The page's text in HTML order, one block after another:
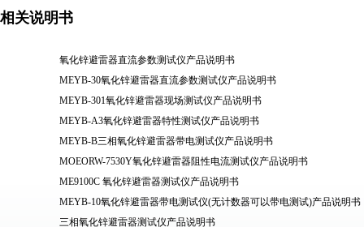
相关说明书
氧化锌避雷器直流参数测试仪产品说明书
MEYB-30氧化锌避雷器直流参数测试仪产品说明书
MEYB-301氧化锌避雷器现场测试仪产品说明书
MEYB-A3氧化锌避雷器特性测试仪产品说明书
MEYB-B三相氧化锌避雷器带电测试仪产品说明书
MOEORW-7530Y氧化锌避雷器阻性电流测试仪产品说明书
ME9100C 氧化锌避雷器测试仪产品说明书
MEYB-10氧化锌避雷器带电测试仪(无计数器可以带电测试)产品说明书
三相氧化锌避雷器测试仪产品说明书